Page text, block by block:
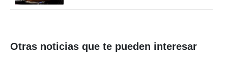
Otras noticias que te pueden interesar